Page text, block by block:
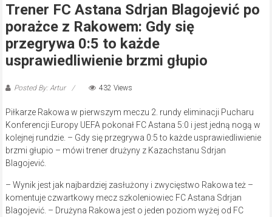
Trener FC Astana Sdrjan Blagojević po
porażce z Rakowem: Gdy się
przegrywa 0:5 to każde
usprawiedliwienie brzmi głupio
Posted By: Artur 432 Views
Piłkarze Rakowa w pierwszym meczu 2. rundy eliminacji Pucharu
Konferencji Europy UEFA pokonał FC Astana 5:0 i jest jedną nogą w
kolejnej rundzie. – Gdy się przegrywa 0:5 to każde usprawiedliwienie
brzmi głupio – mówi trener drużyny z Kazachstanu Sdrjan
Blagojević.
– Wynik jest jak najbardziej zasłużony i zwycięstwo Rakowa też –
komentuje czwartkowy mecz szkoleniowiec FC Astana Sdrjan
Blagojević. – Drużyna Rakowa jest o jeden poziom wyżej od FC